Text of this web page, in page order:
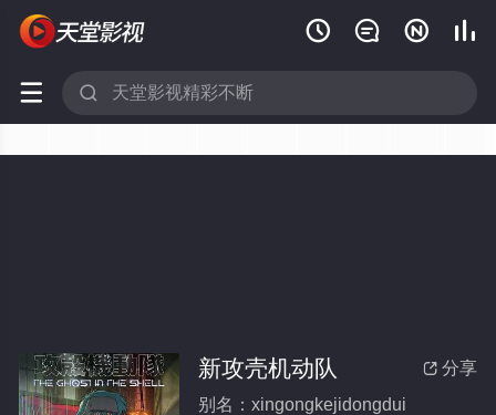
   
 
 分享
新攻壳机动队
别名：xingongkejidongdui